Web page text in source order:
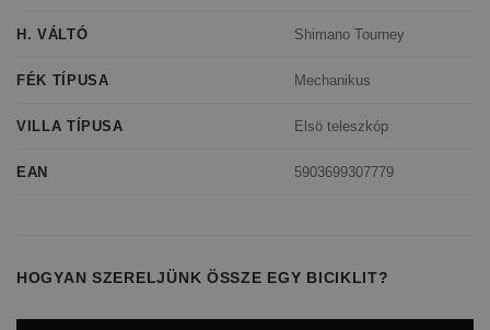
H. VÁLTÓ Shimano Tourney
FÉK TÍPUSA Mechanikus
VILLA TÍPUSA Elsö teleszkóp
EAN 5903699307779
HOGYAN SZERELJÜNK ÖSSZE EGY BICIKLIT?